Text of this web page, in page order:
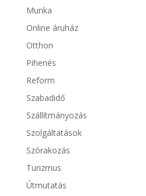
Munka
Online áruház
Otthon
Pihenés
Reform
Szabadidő
Szállítmányozás
Szolgáltatások
Szórakozás
Turizmus
Útmutatás